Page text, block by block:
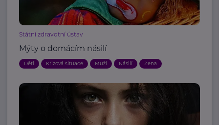
Státní zdravotní ústav
Mýty o domácím násilí
Děti Krizová situace Muži Násilí Žena